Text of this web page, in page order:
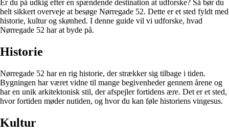
Er du på udkig efter en spændende destination at udforske? Så bør du
helt sikkert overveje at besøge Nørregade 52. Dette er et sted fyldt med
historie, kultur og skønhed. I denne guide vil vi udforske, hvad
Nørregade 52 har at byde på.
Historie
Nørregade 52 har en rig historie, der strækker sig tilbage i tiden.
Bygningen har været vidne til mange begivenheder gennem årene og
har en unik arkitektonisk stil, der afspejler fortidens ære. Det er et sted,
hvor fortiden møder nutiden, og hvor du kan føle historiens vingesus.
Kultur